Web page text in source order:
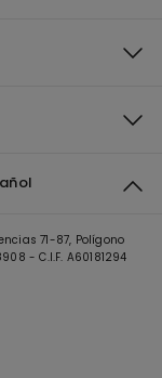
71-87, Polígono
- C.I.F. A60181294